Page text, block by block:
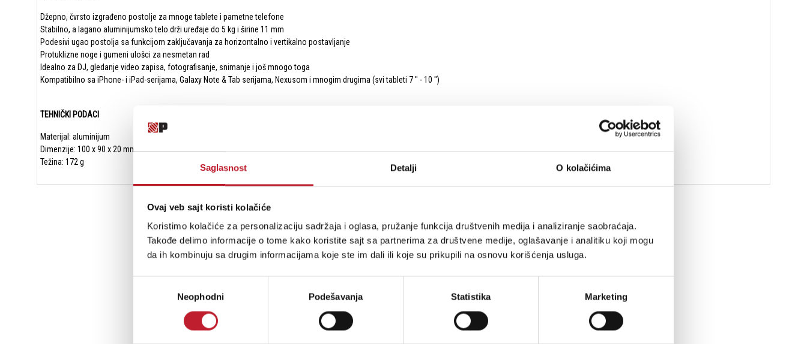
Saglasnost Detalji O kolačićima
Ovaj veb sajt koristi kolačiće
Koristimo kolačiće za personalizaciju sadržaja i oglasa, pružanje funkcija društvenih medija i analiziranje saobraćaja.
Takođe delimo informacije o tome kako koristite sajt sa partnerima za društvene medije, oglašavanje i analitiku koji mogu
da ih kombinuju sa drugim informacijama koje ste im dali ili koje su prikupili na osnovu korišćenja usluga.
сагласностиNeophodni Podešavanja Statistika Marketing
Džepno, čvrsto izgrađeno postolje za mnoge tablete i pametne telefone
Stabilno, a lagano aluminijumsko telo drži uređaje do 5 kg i širine 11 mm
Podesivi ugao postolja sa funkcijom zaključavanja za horizontalno i vertikalno postavljanje
Protuklizne noge i gumeni ulošci za nesmetan rad
Idealno za DJ, gledanje video zapisa, fotografisanje, snimanje i još mnogo toga
Kompatibilno sa iPhone- i iPad-serijama, Galaxy Note & Tab serijama, Nexusom i mnogim drugima (svi tableti 7 '' - 10 '')
TEHNIČKI PODACI
Materijal: aluminijum
Dimenzije: 100 x 90 x 20 mm
Težina: 172 g